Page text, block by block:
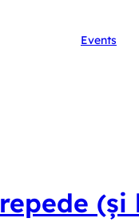
Events
(și